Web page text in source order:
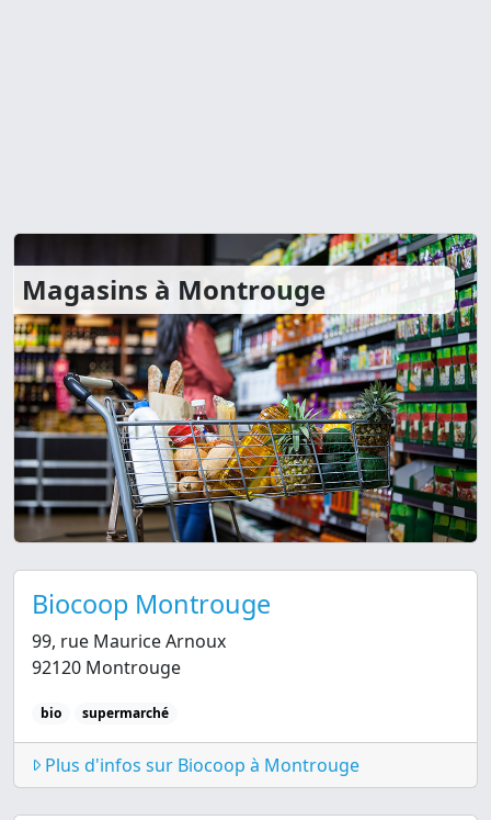
Magasins à Montrouge
Biocoop Montrouge
99, rue Maurice Arnoux
92120 Montrouge
bio supermarché
Plus d'infos sur Biocoop à Montrouge